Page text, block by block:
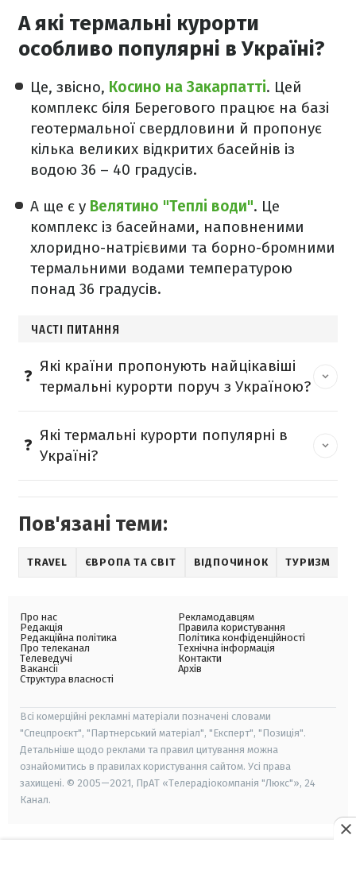
А які термальні курорти
особливо популярні в Україні?
Це, звісно, Косино на Закарпатті. Цей
комплекс біля Берегового працює на базі
геотермальної свердловини й пропонує
кілька великих відкритих басейнів із
водою 36 – 40 градусів.
А ще є у Велятино "Теплі води". Це
комплекс із басейнами, наповненими
хлоридно-натрієвими та борно-бромними
термальними водами температурою
понад 36 градусів.
ЧАСТІ ПИТАННЯ
Які країни пропонують найцікавіші
термальні курорти поруч з Україною?
Які термальні курорти популярні в
Україні?
Пов'язані теми:
TRAVEL ЄВРОПА ТА СВІТ ВІДПОЧИНОК ТУРИЗМ
Про нас
Редакція
Редакційна політика
Про телеканал
Телеведучі
Вакансії
Структура власності
Рекламодавцям
Правила користування
Політика конфіденційності
Технічна інформація
Контакти
Архів
Всі комерційні рекламні матеріали позначені словами
"Спецпроєкт", "Партнерський матеріал", "Експерт", "Позиція".
Детальніше щодо реклами та правил цитування можна
ознайомитись в правилах користування сайтом. Усі права
захищені. © 2005—2021, ПрАТ «Телерадіокомпанія "Люкс"», 24
Канал.